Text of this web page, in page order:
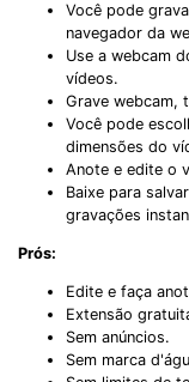
Você pode
navegador da
Use a webcam
vídeos.
Grave webcam,
Você pode
dimensões do
Anote e edite o
Baixe para
gravações
Prós:
Edite e faça
Extensão
Sem anúncios.
Sem marca